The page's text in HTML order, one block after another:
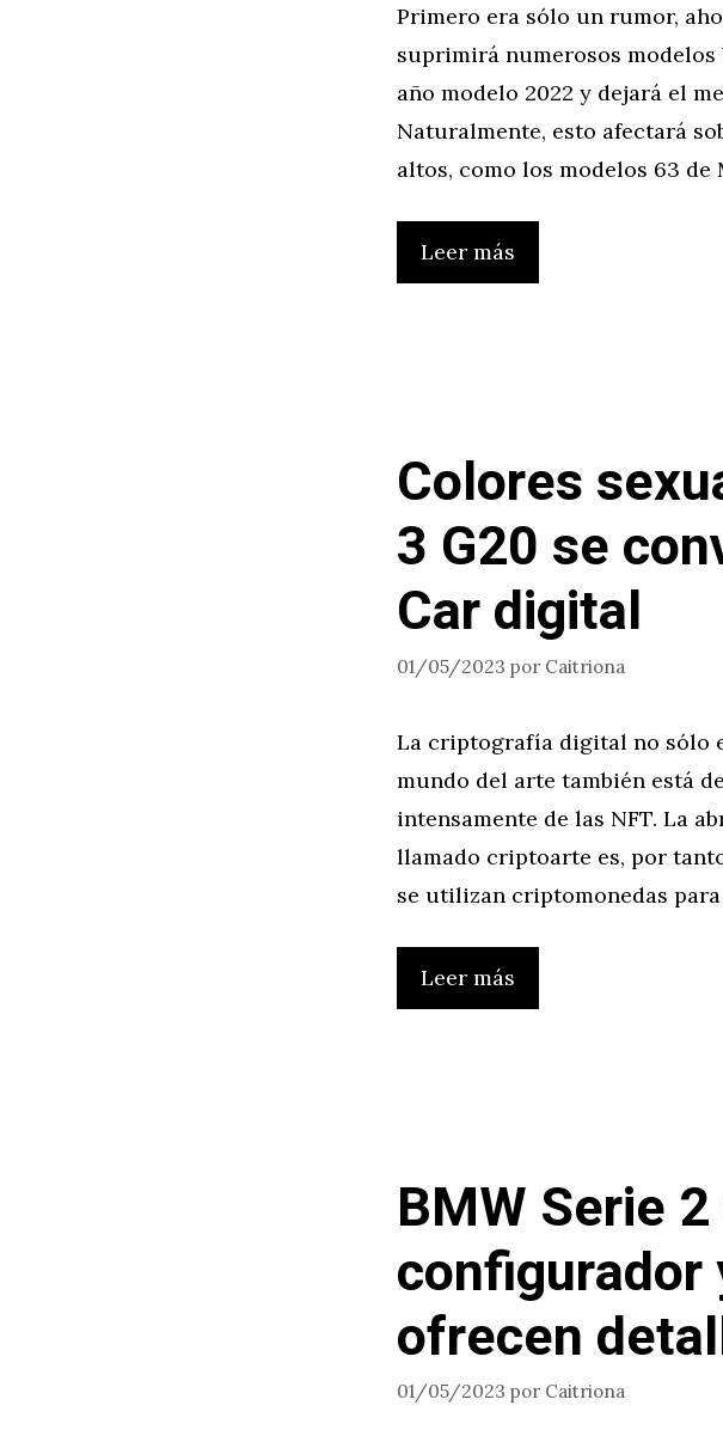
Primero era sólo un rumor,
suprimirá numerosos
año modelo 2022 y dejará el
Naturalmente, esto afectará
altos, como los modelos 63 de
Leer más
Colores
3 G20 se
Car digital
01/05/2023 por Caitriona
La criptografía digital no sólo
mundo del arte también está
intensamente de las NFT. La
llamado criptoarte es, por
se utilizan criptomonedas
Leer más
BMW Serie
configurador
ofrecen
01/05/2023 por Caitriona